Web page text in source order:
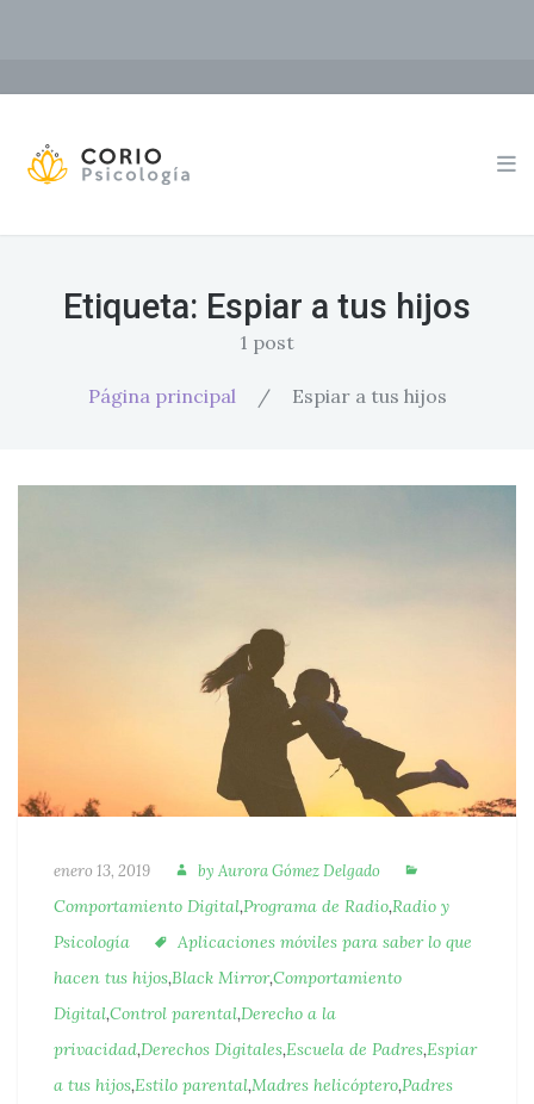
Etiqueta: Espiar a tus hijos
1 post
Página principal / Espiar a tus hijos
Publicado
enero 13, 2019 Autora
by Aurora Gómez Delgado
Comportamiento Digital,Programa de Radio,Radio y
Psicología
Etiquetas
Aplicaciones móviles para saber lo que
hacen tus hijos,Black Mirror,Comportamiento
Digital,Control parental,Derecho a la
privacidad,Derechos Digitales,Escuela de Padres,Espiar
a tus hijos,Estilo parental,Madres helicóptero,Padres